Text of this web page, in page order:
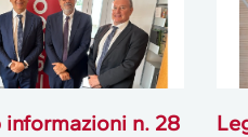
n. 28